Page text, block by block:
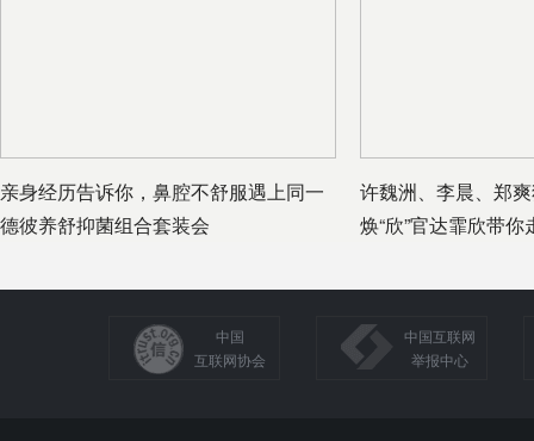
亲身经历告诉你，鼻腔不舒服遇上同一
德彼养舒抑菌组合套装会
许魏洲、李晨、郑
焕“欣”官达霏欣带你
中国
互联网协会
中国互联网
举报中心